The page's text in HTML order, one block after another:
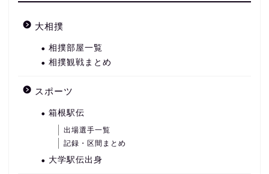
大相撲
相撲部屋一覧
相撲観戦まとめ
スポーツ
箱根駅伝
出場選手一覧
記録・区間まとめ
大学駅伝出身